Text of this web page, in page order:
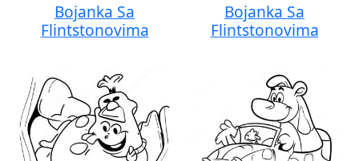
Bojanka Sa
Flintstonovima
Bojanka Sa
Flintstonovima